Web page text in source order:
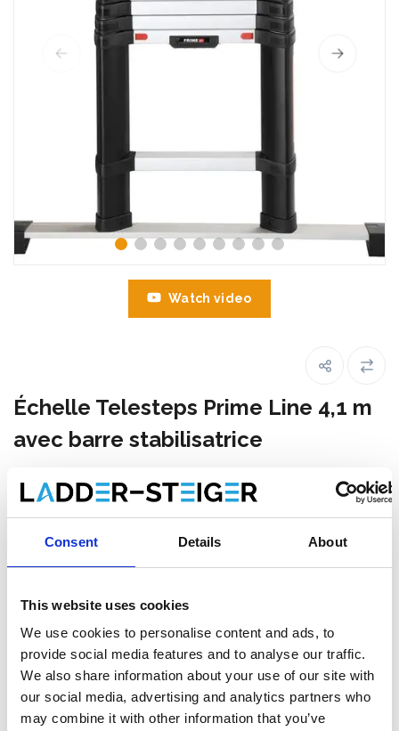
Consent Details About
This website uses cookies
We use cookies to personalise content and ads, to
provide social media features and to analyse our traffic.
We also share information about your use of our site with
our social media, advertising and analytics partners who
may combine it with other information that you’ve
Watch video
Échelle Telesteps Prime Line 4,1 m
avec barre stabilisatrice
€644,93 TTC
Livraison gratuite en 1-3 jours ouvrables, ou ramasser à
Veghel, Drachten ou Maaseik (contactez le service
clientèle)
Ajouter au devis